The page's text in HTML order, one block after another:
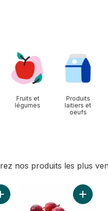
Fruits et
légumes
Produits
laitiers et
oeufs
nos produits les plus
panier
Ajouter Lait évaporé au panierAjouter